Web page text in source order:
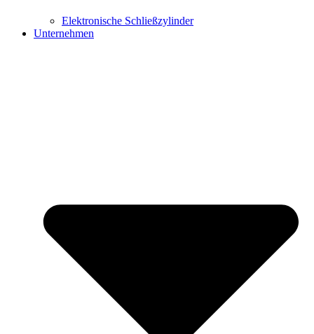
Elektronische Schließzylinder
Unternehmen